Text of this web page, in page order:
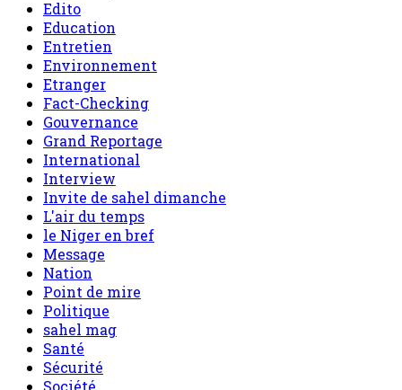
Edito
Education
Entretien
Environnement
Etranger
Fact-Checking
Gouvernance
Grand Reportage
International
Interview
Invite de sahel dimanche
L'air du temps
le Niger en bref
Message
Nation
Point de mire
Politique
sahel mag
Santé
Sécurité
Société